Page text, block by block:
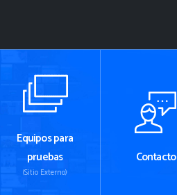
Equipos para
pruebas
(Sitio Externo)
Contacto